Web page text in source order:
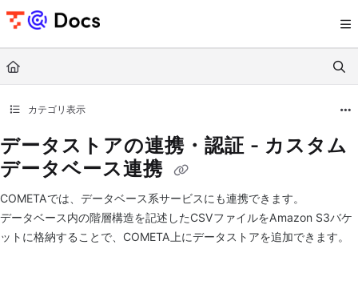
Documentation Index
Use this file to discover all available pages before exploring further.
カテゴリ表示
データストアの連携・認証 - カスタム
データベース連携
COMETAでは、データベース系サービスにも連携できます。
データベース内の階層構造を記述したCSVファイルをAmazon S3バケ
ットに格納することで、COMETA上にデータストアを追加できます。